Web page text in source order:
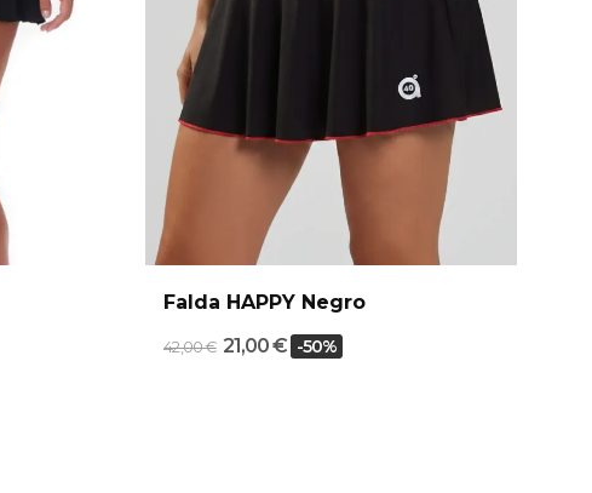
Falda HAPPY Negro
42,00 € 21,00 € -50%